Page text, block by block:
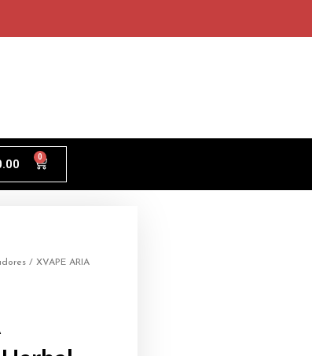
0
/ XVAPE ARIA